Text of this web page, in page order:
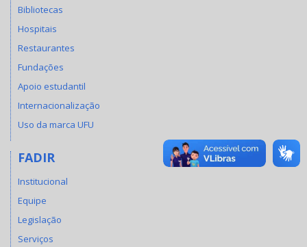
Bibliotecas
Hospitais
Restaurantes
Fundações
Apoio estudantil
Internacionalização
Uso da marca UFU
FADIR
Institucional
Equipe
Legislação
Serviços